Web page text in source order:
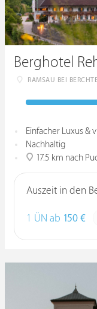
Berghotel
RAMSAU BEI
Einfacher Luxus &
Nachhaltig
17.5 km nach
Auszeit in den
1 ÜN ab 150 €